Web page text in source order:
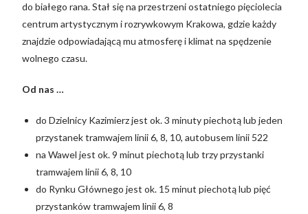
do białego rana. Stał się na przestrzeni ostatniego pięciolecia
centrum artystycznym i rozrywkowym Krakowa, gdzie każdy
znajdzie odpowiadającą mu atmosferę i klimat na spędzenie
wolnego czasu.
Od nas …
do Dzielnicy Kazimierz jest ok. 3 minuty piechotą lub jeden
przystanek tramwajem linii 6, 8, 10, autobusem linii 522
na Wawel jest ok. 9 minut piechotą lub trzy przystanki
tramwajem linii 6, 8, 10
do Rynku Głównego jest ok. 15 minut piechotą lub pięć
przystanków tramwajem linii 6, 8